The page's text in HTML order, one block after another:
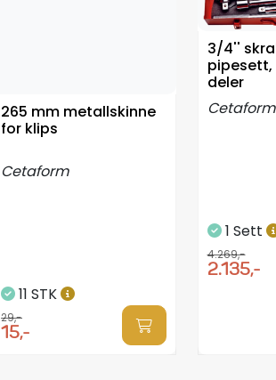
265 mm metallskinne
for klips
Cetaform
11 STK
29,-
15,-
3/4''
pipesett,
deler
Cetaform
1 Sett
4.269,-
2.135,-